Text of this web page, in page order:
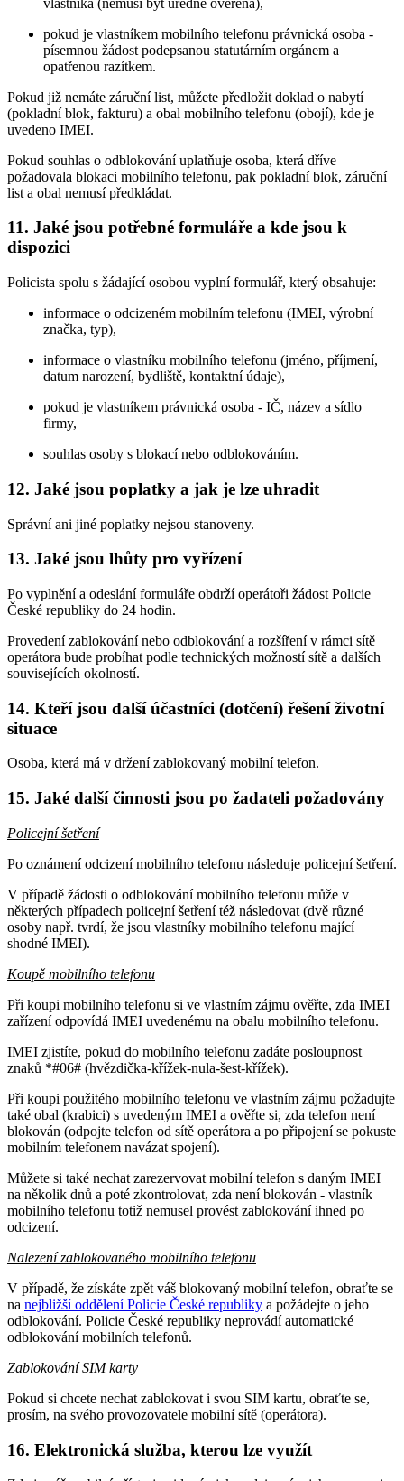
pokud je vlastníkem mobilního telefonu právnická osoba -
písemnou žádost podepsanou statutárním orgánem a
opatřenou razítkem.
Pokud již nemáte záruční list, můžete předložit doklad o nabytí
(pokladní blok, fakturu) a obal mobilního telefonu (obojí), kde je
uvedeno IMEI.
Pokud souhlas o odblokování uplatňuje osoba, která dříve
požadovala blokaci mobilního telefonu, pak pokladní blok, záruční
list a obal nemusí předkládat.
11. Jaké jsou potřebné formuláře a kde jsou k
dispozici
Policista spolu s žádající osobou vyplní formulář, který obsahuje:
informace o odcizeném mobilním telefonu (IMEI, výrobní
značka, typ),
informace o vlastníku mobilního telefonu (jméno, příjmení,
datum narození, bydliště, kontaktní údaje),
pokud je vlastníkem právnická osoba - IČ, název a sídlo
firmy,
souhlas osoby s blokací nebo odblokováním.
12. Jaké jsou poplatky a jak je lze uhradit
Správní ani jiné poplatky nejsou stanoveny.
13. Jaké jsou lhůty pro vyřízení
Po vyplnění a odeslání formuláře obdrží operátoři žádost Policie
České republiky do 24 hodin.
Provedení zablokování nebo odblokování a rozšíření v rámci sítě
operátora bude probíhat podle technických možností sítě a dalších
souvisejících okolností.
14. Kteří jsou další účastníci (dotčení) řešení životní
situace
Osoba, která má v držení zablokovaný mobilní telefon.
15. Jaké další činnosti jsou po žadateli požadovány
Policejní šetření
Po oznámení odcizení mobilního telefonu následuje policejní šetření.
V případě žádosti o odblokování mobilního telefonu může v
některých případech policejní šetření též následovat (dvě různé
osoby např. tvrdí, že jsou vlastníky mobilního telefonu mající
shodné IMEI).
Koupě mobilního telefonu
Při koupi mobilního telefonu si ve vlastním zájmu ověřte, zda IMEI
zařízení odpovídá IMEI uvedenému na obalu mobilního telefonu.
IMEI zjistíte, pokud do mobilního telefonu zadáte posloupnost
znaků *#06# (hvězdička-křížek-nula-šest-křížek).
Při koupi použitého mobilního telefonu ve vlastním zájmu požadujte
také obal (krabici) s uvedeným IMEI a ověřte si, zda telefon není
blokován (odpojte telefon od sítě operátora a po připojení se pokuste
mobilním telefonem navázat spojení).
Můžete si také nechat zarezervovat mobilní telefon s daným IMEI
na několik dnů a poté zkontrolovat, zda není blokován - vlastník
mobilního telefonu totiž nemusel provést zablokování ihned po
odcizení.
Nalezení zablokovaného mobilního telefonu
V případě, že získáte zpět váš blokovaný mobilní telefon, obraťte se
na nejbližší oddělení Policie České republiky a požádejte o jeho
odblokování. Policie České republiky neprovádí automatické
odblokování mobilních telefonů.
Zablokování SIM karty
Pokud si chcete nechat zablokovat i svou SIM kartu, obraťte se,
prosím, na svého provozovatele mobilní sítě (operátora).
16. Elektronická služba, kterou lze využít